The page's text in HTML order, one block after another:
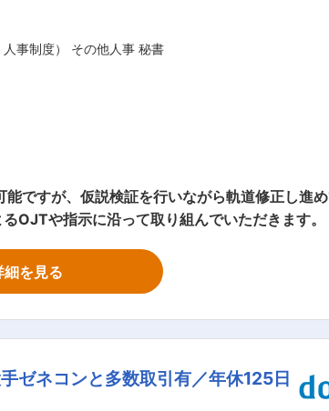
事制度） その他人事 秘書
巻き込むタスクにおける臨機応変な対応力
）
ですが、仮説検証を行いながら軌道修正し進め
や指示に沿って取り組んでいただきます。 【具体
いては、細かく指示・指導することはありませ
のバランスの良さが魅力です。 ワードやエク
も多数あります。 イラストレーターやフォトシ
細を見る
ゼネコンと多数取引有／年休125日